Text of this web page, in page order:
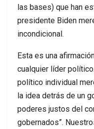
las bases) que han
presidente Biden
incondicional.
Esta es una
cualquier líder
político individual
la idea detrás de un
poderes justos del
gobernados”.